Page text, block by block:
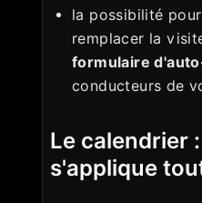
la possibilité
remplacer la
formulaire
conducteurs de
Le calendrier
s'applique